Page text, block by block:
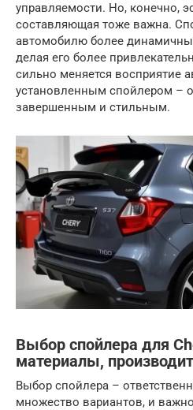
управляемости. Но, конечно,
составляющая тоже важна.
автомобилю более
делая его более
сильно меняется восприятие
установленным спойлером –
завершенным и стильным.
Выбор спойлера для
материалы,
Выбор спойлера –
множество вариантов, и